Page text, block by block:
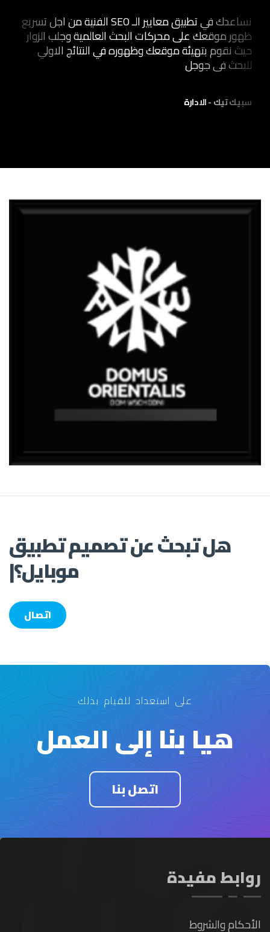
نساعدك في تطبيق معايير الـ SEO الفنية من اجل تسريع
ظهور موقعك على محركات البحث العالمية وجلب الزوار
حيث نقوم بتهيئة موقعك وظهوره في النتائج الاولي
للبحث فى جوجل
سبيك تيك- الادارة
هل تبحث عنتصميم تطبيق
موبايل؟|
اتصال
على استعداد للقيام بذلك
هيا بنا إلى العمل
اتصل بنا
روابط مفيدة
الأحكام والشروط